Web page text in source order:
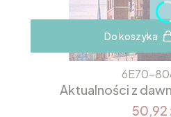
Do koszyka
6E70-
Aktualności z
50,92